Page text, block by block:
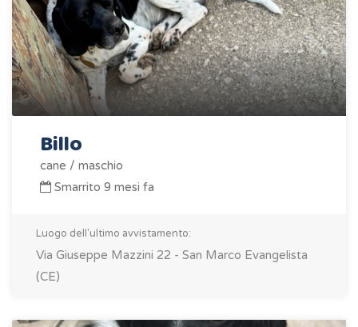
Billo
cane / maschio
Smarrito 9 mesi fa
Luogo dell'ultimo avvistamento:
Via Giuseppe Mazzini 22 - San Marco Evangelista
(CE)